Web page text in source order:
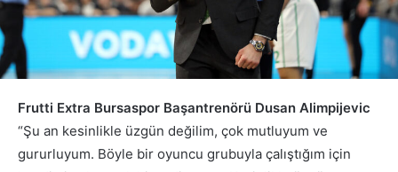
Frutti Extra Bursaspor Başantrenörü Dusan Alimpijevic
“Şu an kesinlikle üzgün değilim, çok mutluyum ve
gururluyum. Böyle bir oyuncu grubuyla çalıştığım için